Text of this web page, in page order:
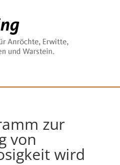
zur
von
wird